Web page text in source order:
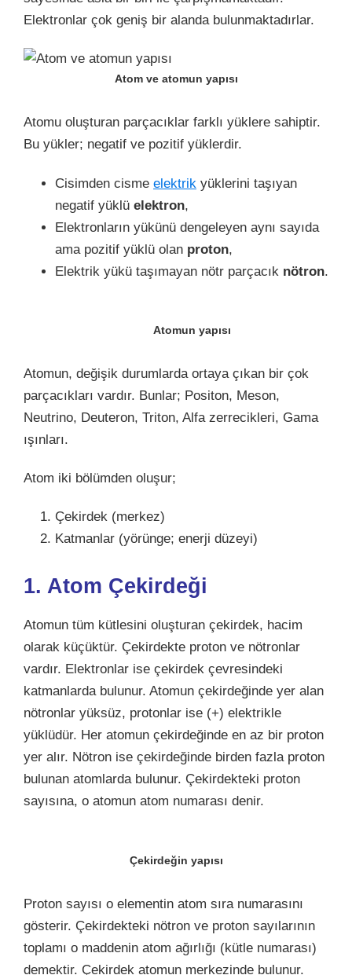
Elektronlar çok geniş bir alanda bulunmaktadırlar.
Atom ve atomun yapısı
Atomu oluşturan parçacıklar farklı yüklere sahiptir.
Bu yükler; negatif ve pozitif yüklerdir.
Cisimden cisme elektrik yüklerini taşıyan
negatif yüklü elektron,
Elektronların yükünü dengeleyen aynı sayıda
ama pozitif yüklü olan proton,
Elektrik yükü taşımayan nötr parçacık nötron.
Atomun yapısı
Atomun, değişik durumlarda ortaya çıkan bir çok
parçacıkları vardır. Bunlar; Positon, Meson,
Neutrino, Deuteron, Triton, Alfa zerrecikleri, Gama
ışınları.
Atom iki bölümden oluşur;
Çekirdek (merkez)
Katmanlar (yörünge; enerji düzeyi)
1. Atom Çekirdeği
Atomun tüm kütlesini oluşturan çekirdek, hacim
olarak küçüktür. Çekirdekte proton ve nötronlar
vardır. Elektronlar ise çekirdek çevresindeki
katmanlarda bulunur. Atomun çekirdeğinde yer alan
nötronlar yüksüz, protonlar ise (+) elektrikle
yüklüdür. Her atomun çekirdeğinde en az bir proton
yer alır. Nötron ise çekirdeğinde birden fazla proton
bulunan atomlarda bulunur. Çekirdekteki proton
sayısına, o atomun atom numarası denir.
Çekirdeğin yapısı
Proton sayısı o elementin atom sıra numarasını
gösterir. Çekirdekteki nötron ve proton sayılarının
toplamı o maddenin atom ağırlığı (kütle numarası)
demektir. Çekirdek atomun merkezinde bulunur.